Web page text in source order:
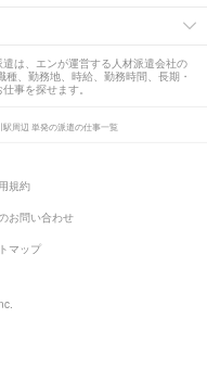
は、エンが運営する人材派遣会社の
、勤務地、時給、勤務時間、長期・
事を探せます。
駅周辺 単発の派遣の仕事一覧
規約
お問い合わせ
マップ